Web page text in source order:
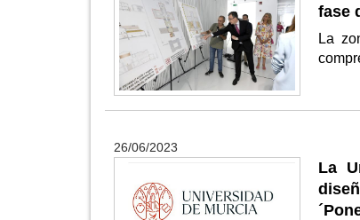
fase
La
26/06/2023
La